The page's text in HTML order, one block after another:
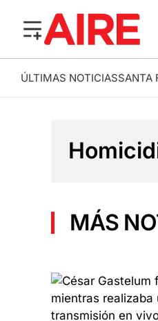
ÚLTIMAS NOTICIASSANTA
MÁS